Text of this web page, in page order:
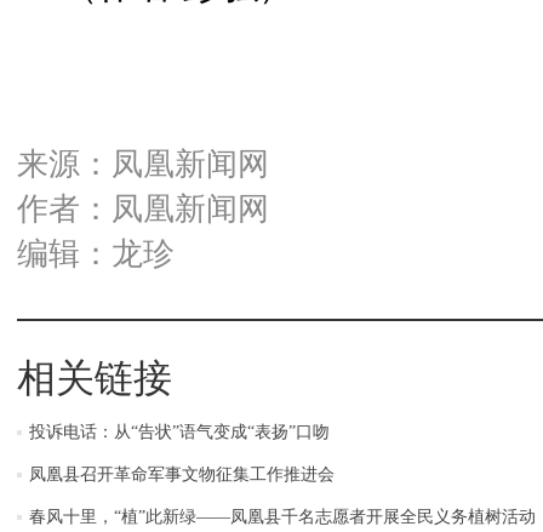
来源：凤凰新闻网
作者：凤凰新闻网
编辑：龙珍
相关链接
投诉电话：从“告状”语气变成“表扬”口吻
凤凰县召开革命军事文物征集工作推进会
春风十里，“植”此新绿——凤凰县千名志愿者开展全民义务植树活动